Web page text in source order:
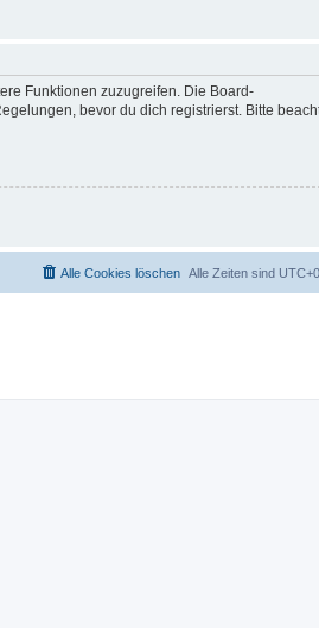
Funktionen zuzugreifen. Die Board-
bevor du dich registrierst. Bitte
Alle Zeiten sind
Alle Cookies löschen